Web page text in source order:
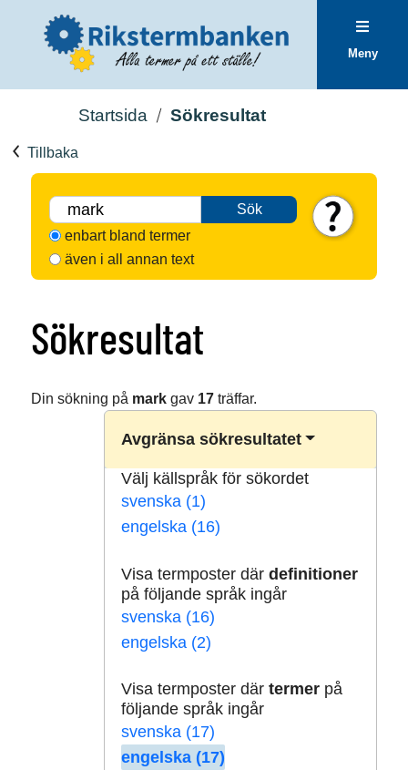
Meny
Startsida Sökresultat
Tillbaka
Sök
enbart bland termer
även i all annan text
Sökresultat
Din sökning på markgav 17träffar.
Avgränsa sökresultatet
Välj källspråk för sökordet
svenska (1)
engelska (16)
Visa termposter där definitioner
på följande språk ingår
svenska (16)
engelska (2)
Visa termposter där termerpå
följande språk ingår
svenska (17)
engelska (17)